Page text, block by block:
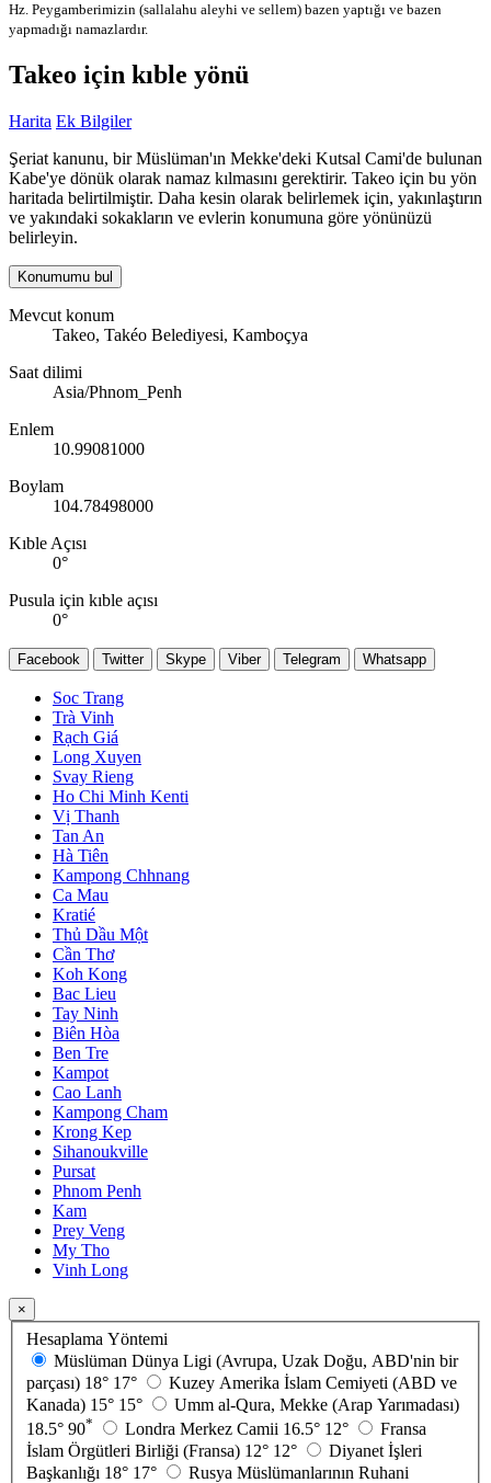
Hz. Peygamberimizin (sallalahu aleyhi ve sellem) bazen yaptığı ve bazen
yapmadığı namazlardır.
Takeo için kıble yönü
Harita Ek Bilgiler
Şeriat kanunu, bir Müslüman'ın Mekke'deki Kutsal Cami'de bulunan
Kabe'ye dönük olarak namaz kılmasını gerektirir. Takeo için bu yön
haritada belirtilmiştir. Daha kesin olarak belirlemek için, yakınlaştırın
ve yakındaki sokakların ve evlerin konumuna göre yönünüzü
belirleyin.
Konumumu bul
Mevcut konum
Takeo, Takéo Belediyesi, Kamboçya
Saat dilimi
Asia/Phnom_Penh
Enlem
10.99081000
Boylam
104.78498000
Kıble Açısı
0°
Pusula için kıble açısı
0°
Facebook Twitter Skype Viber Telegram Whatsapp
Soc Trang
Trà Vinh
Rạch Giá
Long Xuyen
Svay Rieng
Ho Chi Minh Kenti
Vị Thanh
Tan An
Hà Tiên
Kampong Chhnang
Ca Mau
Kratié
Thủ Dầu Một
Cần Thơ
Koh Kong
Bac Lieu
Tay Ninh
Biên Hòa
Ben Tre
Kampot
Cao Lanh
Kampong Cham
Krong Kep
Sihanoukville
Pursat
Phnom Penh
Kam
Prey Veng
My Tho
Vinh Long
×
Hesaplama Yöntemi
Müslüman Dünya Ligi (Avrupa, Uzak Doğu, ABD'nin bir
parçası) 18° 17°
Kuzey Amerika İslam Cemiyeti (ABD ve
Kanada) 15° 15°
Umm al-Qura, Mekke (Arap Yarımadası)
18.5° 90* Londra Merkez Camii 16.5° 12°
Fransa
İslam Örgütleri Birliği (Fransa) 12° 12°
Diyanet İşleri
Başkanlığı 18° 17° Rusya Müslümanlarının Ruhani